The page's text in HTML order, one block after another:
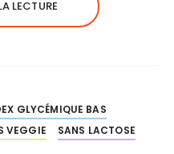
LECTURE
GLYCÉMIQUE BAS
VEGGIE SANS LACTOSE